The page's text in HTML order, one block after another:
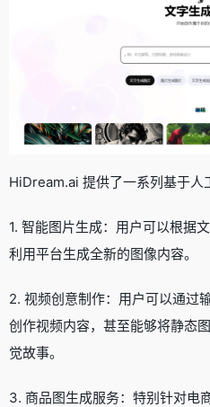
HiDream.ai 提供了一系列基于人
1. 智能图片生成：用户可以根据
利用平台生成全新的图像内容。
2. 视频创意制作：用户可以通过
创作视频内容，甚至能够将静态
觉故事。
3. 商品图生成服务：特别针对电